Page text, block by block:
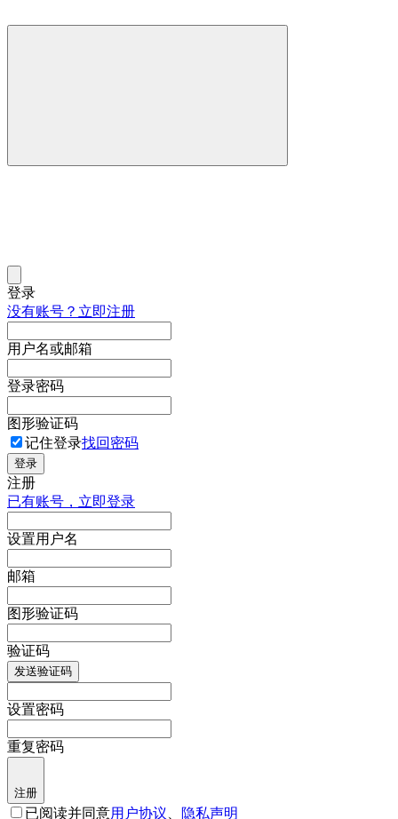
登录
没有账号？立即注册
用户名或邮箱
登录密码
图形验证码
记住登录找回密码
登录
注册
已有账号，立即登录
设置用户名
邮箱
图形验证码
验证码
发送验证码
设置密码
重复密码
注册
已阅读并同意用户协议 隐私声明